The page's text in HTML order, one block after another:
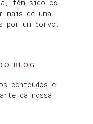
têm sido os
mais de uma
por um corvo.
BLOG
conteúdos e
da nossa